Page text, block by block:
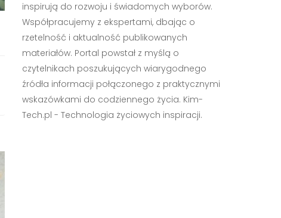
inspirują do rozwoju i świadomych wyborów.
Współpracujemy z ekspertami, dbając o
rzetelność i aktualność publikowanych
materiałów. Portal powstał z myślą o
czytelnikach poszukujących wiarygodnego
źródła informacji połączonego z praktycznymi
wskazówkami do codziennego życia. Kim-
Tech.pl - Technologia życiowych inspiracji.